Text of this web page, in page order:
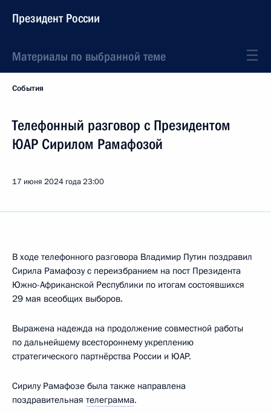
Президент России
Материалы по выбранной теме
События
Телефонный разговор с Президентом
ЮАР Сирилом Рамафозой
17 июня 2024 года23:00
В ходе телефонного разговора Владимир Путин поздравил
Сирила Рамафозу с переизбранием на пост Президента
Южно-Африканской Республики по итогам состоявшихся
29 мая всеобщих выборов.
Выражена надежда на продолжение совместной работы
по дальнейшему всестороннему укреплению
стратегического партнёрства России и ЮАР.
Сирилу Рамафозе была также направлена
поздравительная телеграмма.